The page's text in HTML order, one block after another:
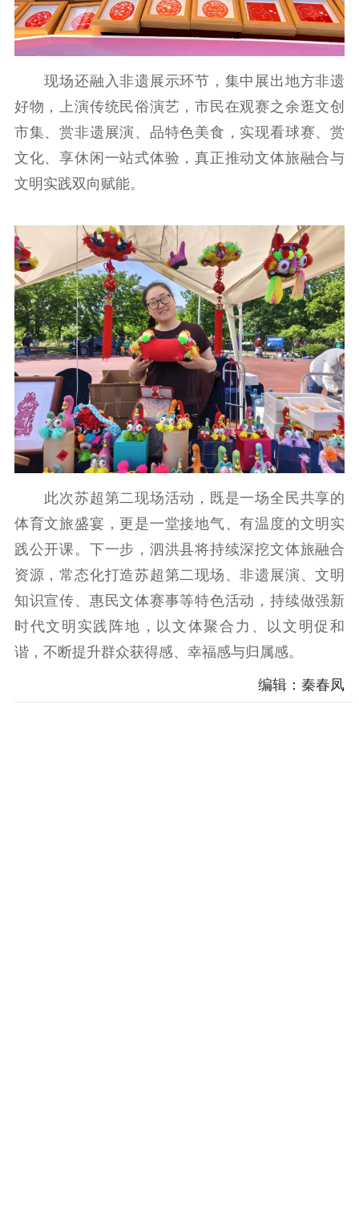
现场还融入非遗展示环节，集中展出地方非遗
好物，上演传统民俗演艺，市民在观赛之余逛文创
市集、赏非遗展演、品特色美食，实现看球赛、赏
文化、享休闲一站式体验，真正推动文体旅融合与
文明实践双向赋能。
此次苏超第二现场活动，既是一场全民共享的
体育文旅盛宴，更是一堂接地气、有温度的文明实
践公开课。下一步，泗洪县将持续深挖文体旅融合
资源，常态化打造苏超第二现场、非遗展演、文明
知识宣传、惠民文体赛事等特色活动，持续做强新
时代文明实践阵地，以文体聚合力、以文明促和
谐，不断提升群众获得感、幸福感与归属感。
编辑：秦春凤